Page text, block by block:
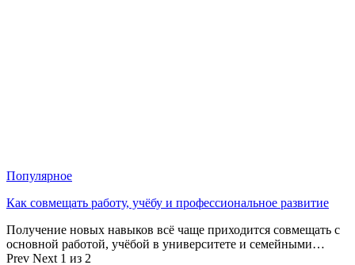
Популярное
Как совмещать работу, учёбу и профессиональное развитие
Получение новых навыков всё чаще приходится совмещать с
основной работой, учёбой в университете и семейными…
Prev Next 1 из 2